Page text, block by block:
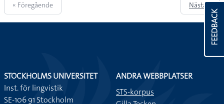
« Föregående Nästa »
FEEDBACK
STOCKHOLMS UNIVERSITET
Inst. för lingvistik
SE-106 91 Stockholm
ANDRA WEBBPLATSER
STS-korpus